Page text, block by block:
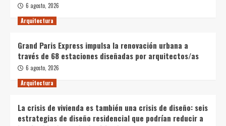
6 agosto, 2026
Arquitectura
Grand Paris Express impulsa la renovación urbana a
través de 68 estaciones diseñadas por arquitectos/as
6 agosto, 2026
Arquitectura
La crisis de vivienda es también una crisis de diseño: seis
estrategias de diseño residencial que podrían reducir a